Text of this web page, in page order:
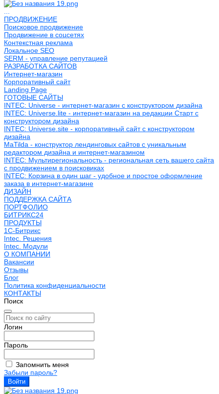
ПРОДВИЖЕНИЕ
Поисковое продвижение
Продвижение в соцсетях
Контекстная реклама
Локальное SEO
SERM - управление репутацией
РАЗРАБОТКА САЙТОВ
Интернет-магазин
Корпоративный сайт
Landing Page
ГОТОВЫЕ САЙТЫ
INTEC: Universe - интернет-магазин с конструктором дизайна
INTEC: Universe.lite - интернет-магазин на редакции Старт с
конструктором дизайна
INTEC: Universe.site - корпоративный сайт с конструктором
дизайна
MaTilda - конструктор лендинговых сайтов с уникальным
редактором дизайна и интернет-магазином
INTEC: Мультирегиональность - региональная сеть вашего сайта
с продвижением в поисковиках
INTEC: Корзина в один шаг - удобное и простое оформление
заказа в интернет-магазине
ДИЗАЙН
ПОДДЕРЖКА САЙТА
ПОРТФОЛИО
БИТРИКС24
ПРОДУКТЫ
1С-Битрикс
Intec. Решения
Intec. Модули
О КОМПАНИИ
Вакансии
Отзывы
Блог
Политика конфиденциальности
КОНТАКТЫ
Поиск
Логин
Пароль
Запомнить меня
Забыли пароль?